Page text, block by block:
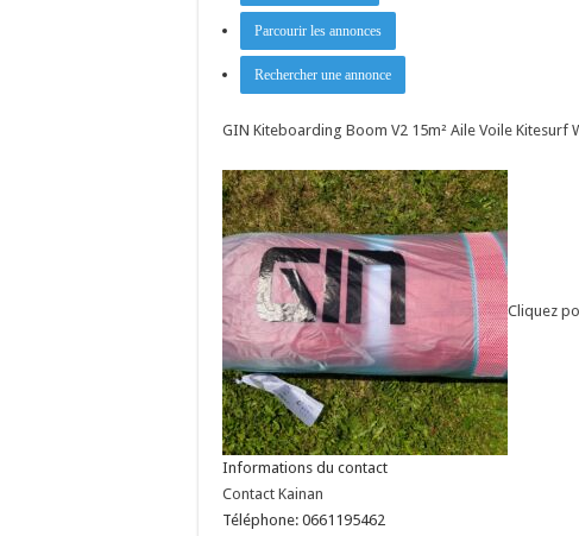
Parcourir les annonces
Rechercher une annonce
GIN Kiteboarding Boom V2 15m² Aile Voile Kitesurf
Cliquez
Informations du contact
Contact Kainan
Téléphone: 0661195462